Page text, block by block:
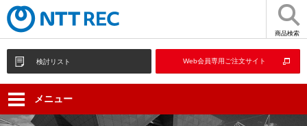
商品検索
検討リスト Web会員専用ご注文サイト
メニュー